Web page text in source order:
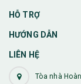
HỖ TRỢ
HƯỚNG DẪN
LIÊN HỆ
Tòa nhà